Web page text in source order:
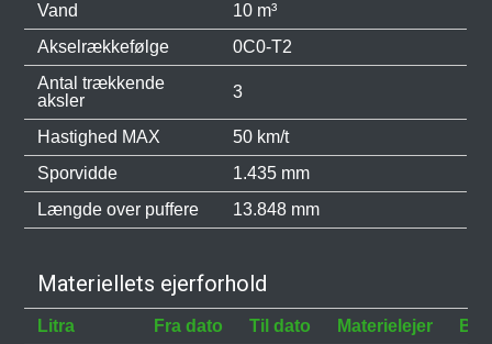
Vand
10 m³
Akselrækkefølge
0C0-T2
Antal trækkende
aksler
3
Hastighed MAX
50 km/t
Sporvidde
1.435 mm
Længde over puffere
13.848 mm
Materiellets ejerforhold
Litra Fra dato Til dato Materielejer